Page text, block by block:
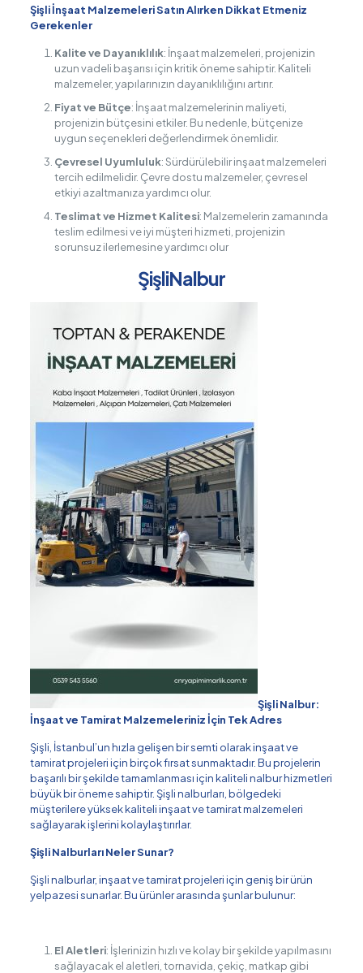
Şişli İnşaat Malzemeleri Satın Alırken Dikkat Etmeniz
Gerekenler
Kalite ve Dayanıklılık: İnşaat malzemeleri, projenizin
uzun vadeli başarısı için kritik öneme sahiptir. Kaliteli
malzemeler, yapılarınızın dayanıklılığını artırır.
Fiyat ve Bütçe: İnşaat malzemelerinin maliyeti,
projenizin bütçesini etkiler. Bu nedenle, bütçenize
uygun seçenekleri değerlendirmek önemlidir.
Çevresel Uyumluluk: Sürdürülebilir inşaat malzemeleri
tercih edilmelidir. Çevre dostu malzemeler, çevresel
etkiyi azaltmanıza yardımcı olur.
Teslimat ve Hizmet Kalitesi: Malzemelerin zamanında
teslim edilmesi ve iyi müşteri hizmeti, projenizin
sorunsuz ilerlemesine yardımcı olur
ŞişliNalbur
Şişli Nalbur:
İnşaat ve Tamirat Malzemeleriniz İçin Tek Adres
Şişli, İstanbul’un hızla gelişen bir semti olarak inşaat ve
tamirat projeleri için birçok fırsat sunmaktadır. Bu projelerin
başarılı bir şekilde tamamlanması için kaliteli nalbur hizmetleri
büyük bir öneme sahiptir. Şişli nalburları, bölgedeki
müşterilere yüksek kaliteli inşaat ve tamirat malzemeleri
sağlayarak işlerini kolaylaştırırlar.
Şişli Nalburları Neler Sunar?
Şişli nalburlar, inşaat ve tamirat projeleri için geniş bir ürün
yelpazesi sunarlar. Bu ürünler arasında şunlar bulunur:
El Aletleri: İşlerinizin hızlı ve kolay bir şekilde yapılmasını
sağlayacak el aletleri, tornavida, çekiç, matkap gibi